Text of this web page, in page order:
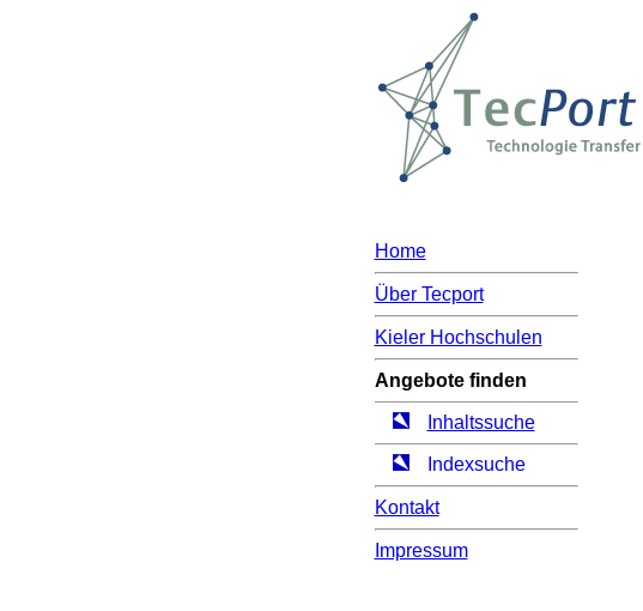
Home
Über Tecport
Kieler Hochschulen
Angebote finden
Inhaltssuche
Indexsuche
Kontakt
Impressum